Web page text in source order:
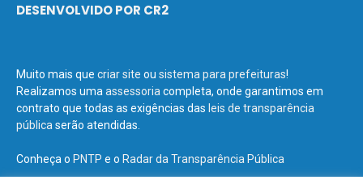
DESENVOLVIDO POR CR2
Muito mais que criar site ou sistema para prefeituras!
Realizamos uma assessoria completa, onde garantimos em
contrato que todas as exigências das leis de transparência
pública serão atendidas.
Conheça o PNTP e o Radar da Transparência Pública